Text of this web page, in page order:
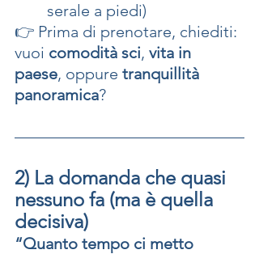
serale a piedi)
👉 Prima di prenotare, chiediti:
vuoi comodità sci, vita in
paese, oppure tranquillità
panoramica?
2) La domanda che quasi
nessuno fa (ma è quella
decisiva)
“Quanto tempo ci metto